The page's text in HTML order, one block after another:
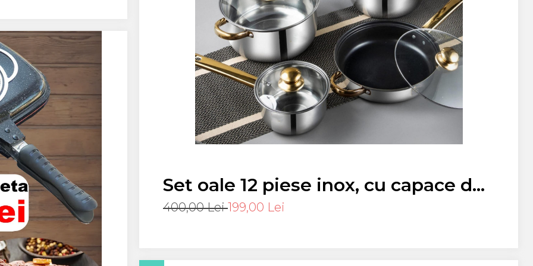
Set oale 12 piese inox, cu capace de
sticla termorezistenta
400,00 Lei199,00 Lei